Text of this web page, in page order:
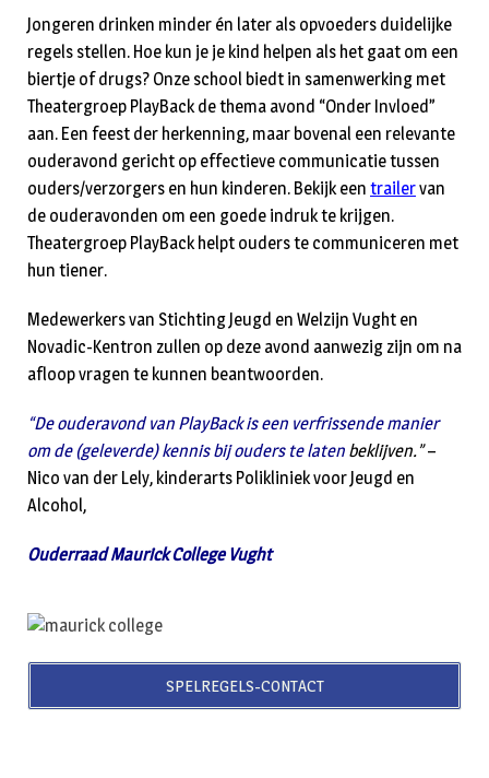
Jongeren drinken minder én later als opvoeders duidelijke
regels stellen. Hoe kun je je kind helpen als het gaat om een
biertje of drugs? Onze school biedt in samenwerking met
Theatergroep PlayBack de thema avond “Onder Invloed”
aan. Een feest der herkenning, maar bovenal een relevante
ouderavond gericht op effectieve communicatie tussen
ouders/verzorgers en hun kinderen. Bekijk een trailervan
de ouderavonden om een goede indruk te krijgen.
Theatergroep PlayBack helpt ouders te communiceren met
hun tiener.
Medewerkers van Stichting Jeugd en Welzijn Vught en
Novadic-Kentron zullen op deze avond aanwezig zijn om na
afloop vragen te kunnen beantwoorden.
“De ouderavond van PlayBack is een verfrissende manier
om de (geleverde) kennis bij ouders te laten beklijven.”–
Nico van der Lely, kinderarts Polikliniek voor Jeugd en
Alcohol,
Ouderraad Maurick College Vught
SPELREGELS-CONTACT